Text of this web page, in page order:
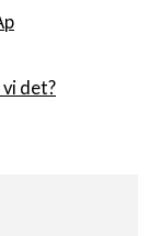
det?